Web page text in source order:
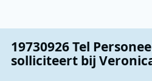
19730926 Tel
solliciteert bij